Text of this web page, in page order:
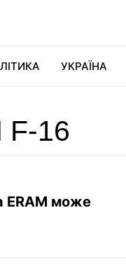
УКРАЇНА
16
ERAM може